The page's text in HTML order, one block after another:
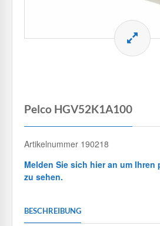
Pelco HGV52K1A100
Artikelnummer 190218
Melden Sie sich hier an um
zu sehen.
BESCHREIBUNG